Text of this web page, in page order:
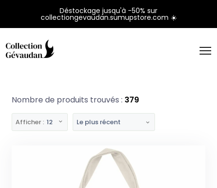
Déstockage jusqu'à -50% sur
collectiongevaudan.sumupstore.com ☀️
Nombre de produits trouvés : 379
Afficher : 12 Le plus récent
Panneau de gestion des cookies